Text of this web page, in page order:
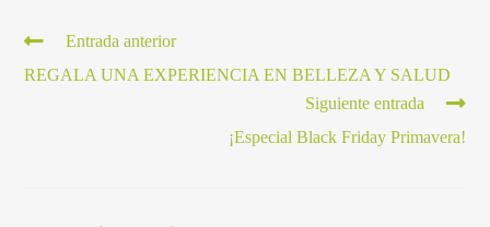
Entrada anterior
REGALA UNA EXPERIENCIA EN BELLEZA Y SALUD
Siguiente entrada
¡Especial Black Friday Primavera!